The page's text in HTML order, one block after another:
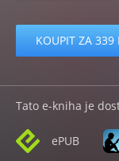
KOUPIT ZA 339
Tato e-kniha je
ePUB